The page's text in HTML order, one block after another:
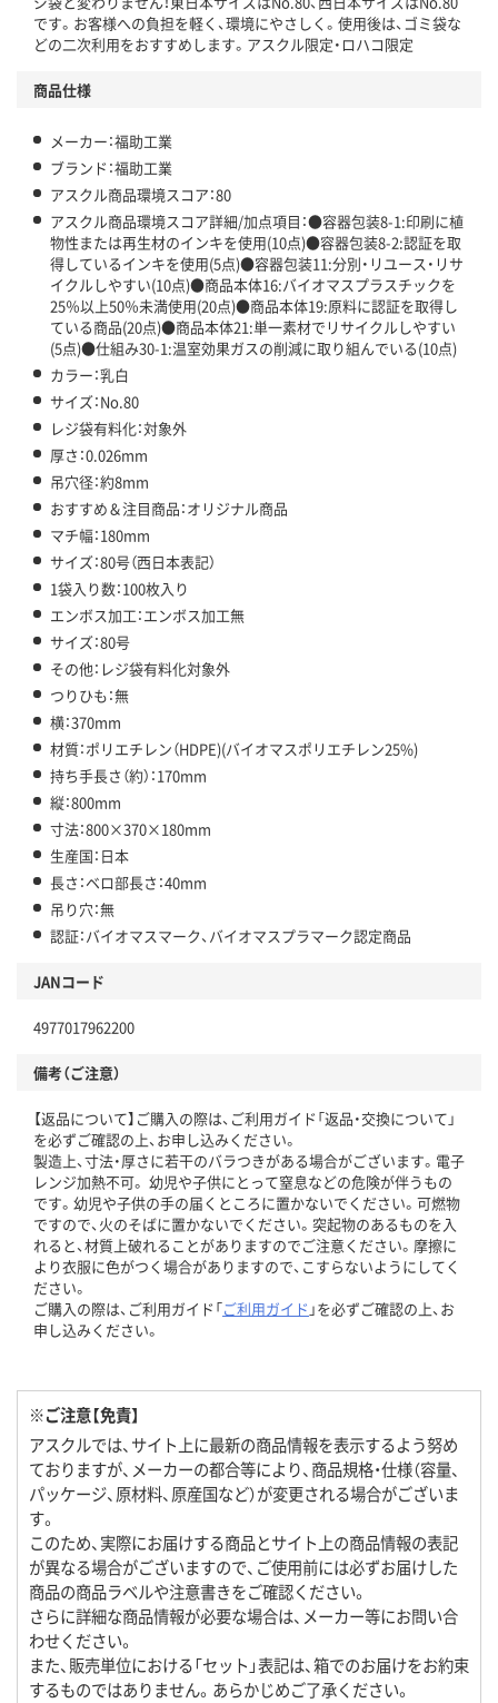
アスクル商品環境スコア詳細／加点項目 」で確認できます。
です。お客様への負担を軽く、環境にやさしく。使用後は、ゴミ袋な
どの二次利用をおすすめします。アスクル限定・ロハコ限定
商品仕様
メーカー：福助工業
ブランド：福助工業
アスクル商品環境スコア：80
アスクル商品環境スコア詳細/加点項目：●容器包装8-1:印刷に植
物性または再生材のインキを使用(10点)●容器包装8-2:認証を取
得しているインキを使用(5点)●容器包装11:分別・リユース・リサ
イクルしやすい(10点)●商品本体16:バイオマスプラスチックを
25％以上50％未満使用(20点)●商品本体19:原料に認証を取得し
ている商品(20点)●商品本体21:単一素材でリサイクルしやすい
(5点)●仕組み30-1:温室効果ガスの削減に取り組んでいる(10点)
カラー：乳白
サイズ：No.80
レジ袋有料化：対象外
厚さ：0.026mm
吊穴径：約8mm
おすすめ＆注目商品：オリジナル商品
マチ幅：180mm
サイズ：80号（西日本表記）
1袋入り数：100枚入り
エンボス加工：エンボス加工無
サイズ：80号
その他：レジ袋有料化対象外
つりひも：無
横：370mm
材質：ポリエチレン（HDPE)(バイオマスポリエチレン25%)
持ち手長さ（約）：170mm
縦：800mm
寸法：800×370×180mm
生産国：日本
長さ：ベロ部長さ：40mm
吊り穴：無
認証：バイオマスマーク、バイオマスプラマーク認定商品
JANコード
4977017962200
備考（ご注意）
【返品について】ご購入の際は、ご利用ガイド「返品・交換について」
を必ずご確認の上、お申し込みください。
製造上、寸法・厚さに若干のバラつきがある場合がございます。電子
レンジ加熱不可。 幼児や子供にとって窒息などの危険が伴うもの
です。幼児や子供の手の届くところに置かないでください。可燃物
ですので、火のそばに置かないでください。突起物のあるものを入
れると、材質上破れることがありますのでご注意ください。摩擦に
より衣服に色がつく場合がありますので、こすらないようにしてく
ださい。
ご購入の際は、ご利用ガイド「ご利用ガイド 」を必ずご確認の上、お
申し込みください。
※ご注意【免責】
アスクルでは、サイト上に最新の商品情報を表示するよう努め
ておりますが、メーカーの都合等により、商品規格・仕様（容量、
パッケージ、原材料、原産国など）が変更される場合がございま
す。
このため、実際にお届けする商品とサイト上の商品情報の表記
が異なる場合がございますので、ご使用前には必ずお届けした
商品の商品ラベルや注意書きをご確認ください。
さらに詳細な商品情報が必要な場合は、メーカー等にお問い合
わせください。
また、販売単位における「セット」表記は、箱でのお届けをお約束
するものではありません。あらかじめご了承ください。